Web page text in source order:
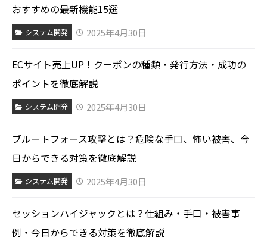
おすすめの最新機能15選
システム開発 2025年4月30日
ECサイト売上UP！クーポンの種類・発行方法・成功の
ポイントを徹底解説
システム開発 2025年4月30日
ブルートフォース攻撃とは？危険な手口、怖い被害、今
日からできる対策を徹底解説
システム開発 2025年4月30日
セッションハイジャックとは？仕組み・手口・被害事
例・今日からできる対策を徹底解説